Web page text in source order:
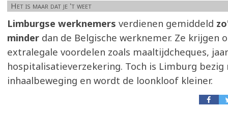
Het is maar dat je 't weet
Limburgse werknemers verdienen gemiddeld
minder dan de Belgische werknemer. Ze krijgen
extralegale voordelen zoals maaltijdcheques,
hospitalisatieverzekering. Toch is Limburg bezig
inhaalbeweging en wordt de loonkloof kleiner.